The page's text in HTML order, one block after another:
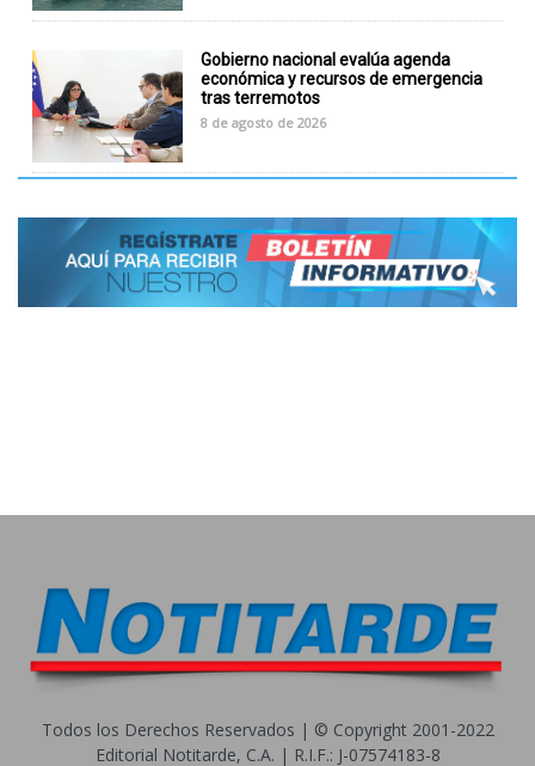
Gobierno nacional evalúa agenda
económica y recursos de emergencia
tras terremotos
8 de agosto de 2026
Todos los Derechos Reservados | © Copyright 2001-2022
Editorial Notitarde, C.A. | R.I.F.: J-07574183-8